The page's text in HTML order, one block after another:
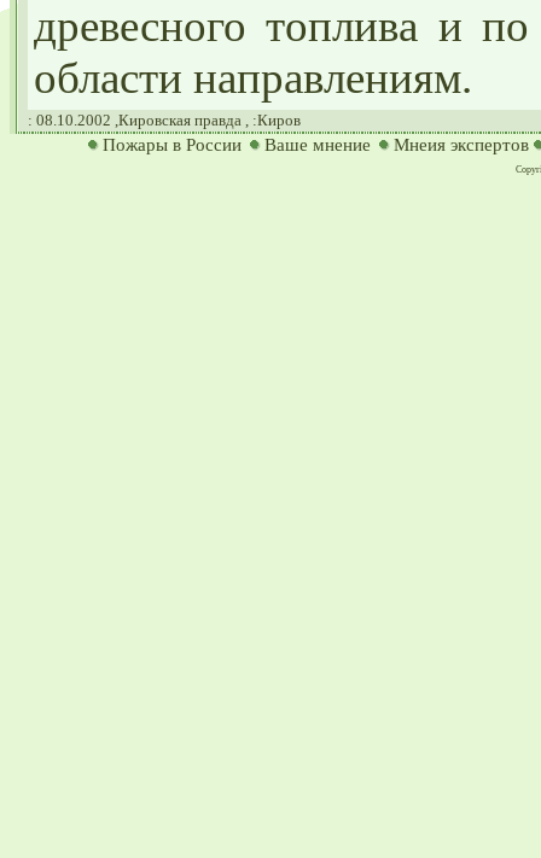
древесного топлива и
области направлениям.
: 08.10.2002 ,Кировская правда , :Киров
Пожары в России Ваше мнение Мнеия экспертов